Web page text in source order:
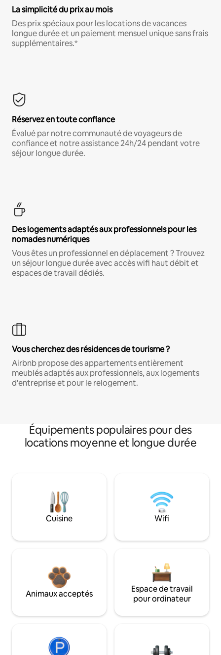
La simplicité du prix au mois
Des prix spéciaux pour les locations de vacances
longue durée et un paiement mensuel unique sans frais
supplémentaires.*
Réservez en toute confiance
Évalué par notre communauté de voyageurs de
confiance et notre assistance 24h/24 pendant votre
séjour longue durée.
Des logements adaptés aux professionnels pour les
nomades numériques
Vous êtes un professionnel en déplacement ? Trouvez
un séjour longue durée avec accès wifi haut débit et
espaces de travail dédiés.
Vous cherchez des résidences de tourisme ?
Airbnb propose des appartements entièrement
meublés adaptés aux professionnels, aux logements
d'entreprise et pour le relogement.
Équipements populaires pour des
locations moyenne et longue durée
Cuisine Wifi
Animaux acceptés
Espace de travail
pour ordinateur